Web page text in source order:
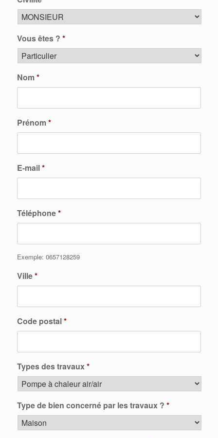
Vous êtes ? *
Nom*
Prénom*
E-mail*
Téléphone*
Exemple: 0657128259
Ville*
Code postal*
Types des travaux*
Type de bien concerné par les travaux ? *